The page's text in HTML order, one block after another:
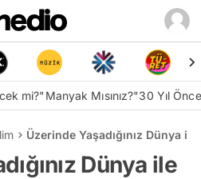
mi?"Manyak Mısınız?"30 Yıl
Üzerinde Yaşadığınız Dünya
Dünya ile